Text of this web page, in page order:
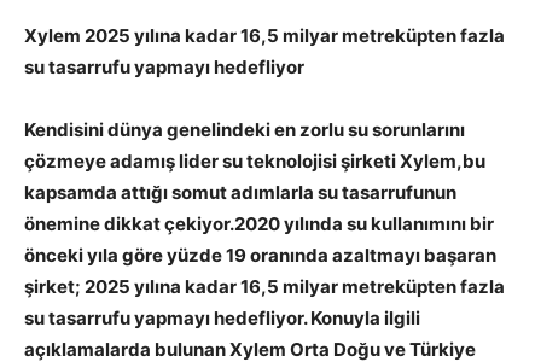
Xylem 2025 yılına kadar 16,5 milyar metreküpten fazla
su tasarrufu yapmayı hedefliyor
Kendisini dünya genelindeki en zorlu su sorunlarını
çözmeye adamış lider su teknolojisi şirketiXylem,bu
kapsamda attığı somut adımlarla su tasarrufunun
önemine dikkat çekiyor.2020 yılında su kullanımını bir
önceki yıla göre yüzde 19 oranında azaltmayı başaran
şirket; 2025 yılına kadar 16,5 milyar metreküpten fazla
su tasarrufu yapmayı hedefliyor. Konuyla ilgili
açıklamalarda bulunan Xylem Orta Doğu ve Türkiye